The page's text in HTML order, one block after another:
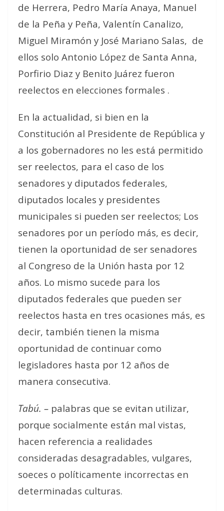
de Herrera, Pedro María Anaya, Manuel
de la Peña y Peña, Valentín Canalizo,
Miguel Miramón y José Mariano Salas, de
ellos solo Antonio López de Santa Anna,
Porfirio Diaz y Benito Juárez fueron
reelectos en elecciones formales .
En la actualidad, si bien en la
Constitución al Presidente de República y
a los gobernadores no les está permitido
ser reelectos, para el caso de los
senadores y diputados federales,
diputados locales y presidentes
municipales si pueden ser reelectos; Los
senadores por un período más, es decir,
tienen la oportunidad de ser senadores
al Congreso de la Unión hasta por 12
años. Lo mismo sucede para los
diputados federales que pueden ser
reelectos hasta en tres ocasiones más, es
decir, también tienen la misma
oportunidad de continuar como
legisladores hasta por 12 años de
manera consecutiva.
Tabú. – palabras que se evitan utilizar,
porque socialmente están mal vistas,
hacen referencia a realidades
consideradas desagradables, vulgares,
soeces o políticamente incorrectas en
determinadas culturas.